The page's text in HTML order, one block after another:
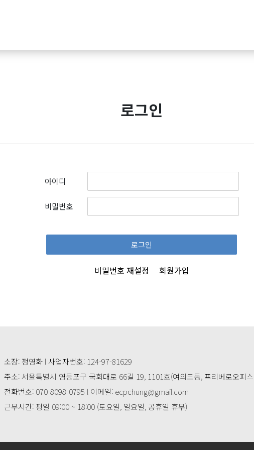
로그인
아이디
비밀번호
로그인
비밀번호 재설정 회원가입
소장: 정영화 l 사업자번호: 124-97-81629
주소: 서울특별시 영등포구 국회대로 66길 19, 1101호(여의도동, 프리베로오피
전화번호: 070-8098-0795 l 이메일: ecpchung@gmail.com
근무시간: 평일 09:00 ~ 18:00 (토요일, 일요일, 공휴일 휴무)